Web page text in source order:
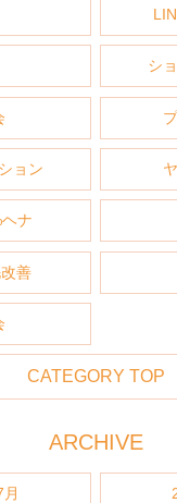
シ
ョン
ナ
善
CATEGORY TOP
ARCHIVE